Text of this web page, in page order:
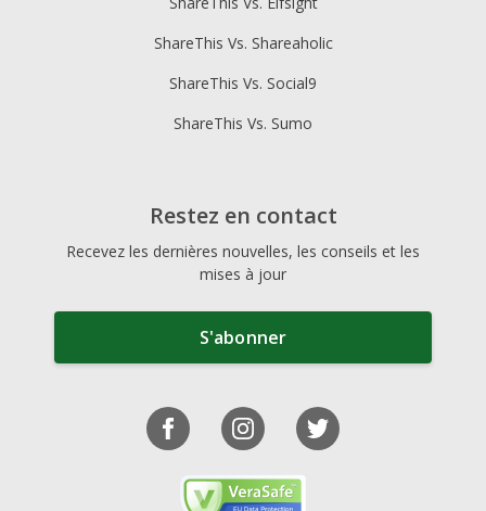
ShareThis Vs. Shareaholic
ShareThis Vs. Social9
ShareThis Vs. Sumo
Restez en contact
Recevez les dernières nouvelles, les conseils et les
mises à jour
S'abonner